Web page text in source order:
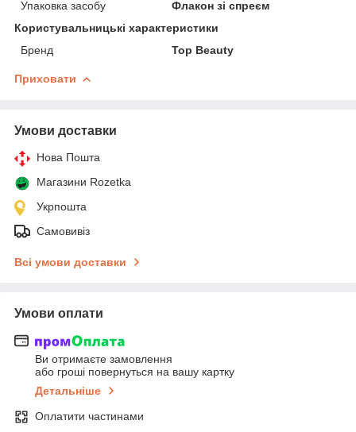
Упаковка засобу
Флакон зі спреєм
Користувальницькі характеристики
Бренд
Top Beauty
Приховати
Умови доставки
Нова Пошта
Магазини Rozetka
Укрпошта
Самовивіз
Всі умови доставки
Умови оплати
Ви отримаєте замовлення
або гроші повернуться на вашу картку
Детальніше
Оплатити частинами